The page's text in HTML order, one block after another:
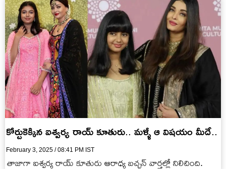
కోర్టుకెక్కిన ఐశ్వర్య రాయ్ కూతురు.. మళ్ళీ ఆ విషయం మీదే..
February 3, 2025 / 08:41 PM IST
తాజాగా ఐశ్వర్య రాయ్ కూతురు ఆరాధ్య బచ్చన్ వార్తల్లో నిలిచింది.